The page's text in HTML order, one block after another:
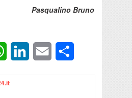
Pasqualino Bruno
WhatsAppLinkedInEmail